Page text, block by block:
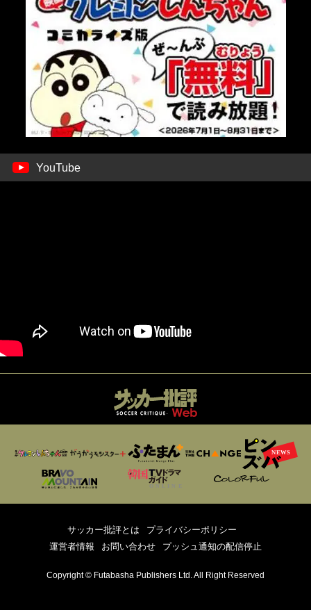
YouTube
サッカー批評とは
プライバシーポリシー
運営者情報
お問い合わせ プッシュ通知の配信停止
Copyright © Futabasha Publishers Ltd. All Right Reserved